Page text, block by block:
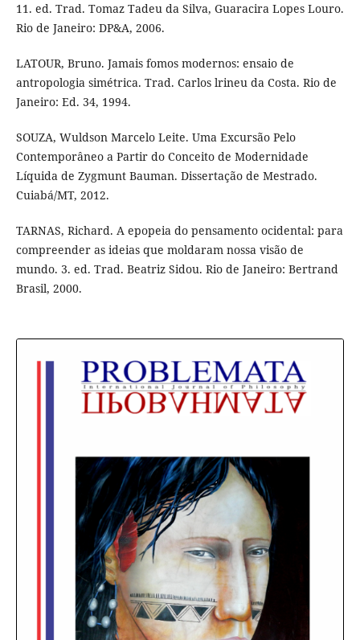
11. ed. Trad. Tomaz Tadeu da Silva, Guaracira Lopes Louro.
Rio de Janeiro: DP&A, 2006.
LATOUR, Bruno. Jamais fomos modernos: ensaio de
antropologia simétrica. Trad. Carlos lrineu da Costa. Rio de
Janeiro: Ed. 34, 1994.
SOUZA, Wuldson Marcelo Leite. Uma Excursão Pelo
Contemporâneo a Partir do Conceito de Modernidade
Líquida de Zygmunt Bauman. Dissertação de Mestrado.
Cuiabá/MT, 2012.
TARNAS, Richard. A epopeia do pensamento ocidental: para
compreender as ideias que moldaram nossa visão de
mundo. 3. ed. Trad. Beatriz Sidou. Rio de Janeiro: Bertrand
Brasil, 2000.